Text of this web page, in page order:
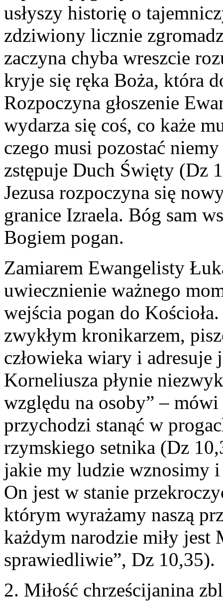
usłyszy historię o
zdziwiony licznie
zaczyna chyba wreszcie
kryje się ręka Boża, która
Rozpoczyna głoszenie
wydarza się coś, co każe
czego musi pozostać
zstępuje Duch Święty (Dz
Jezusa rozpoczyna się
granice Izraela. Bóg sam
Bogiem pogan.
Zamiarem Ewangelisty
uwiecznienie ważnego
wejścia pogan do
zwykłym kronikarzem,
człowieka wiary i
Korneliusza płynie
względu na osoby” –
przychodzi stanąć w
rzymskiego setnika (Dz
jakie my ludzie wznosimy
On jest w stanie
którym wyrażamy naszą
każdym narodzie miły jest
sprawiedliwie”, Dz 10,35).
2. Miłość chrześcijanina